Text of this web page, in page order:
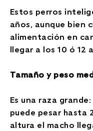
Estos perros
años, aunque bien
alimentación en
llegar a los 10 ó 12
Tamaño y peso
Es una raza
puede pesar hasta
altura el macho